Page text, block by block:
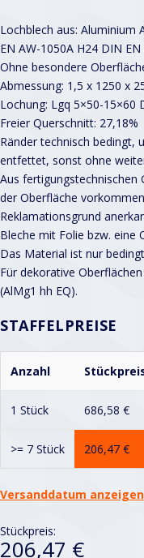
Lochblech aus: Aluminium
EN AW-1050A H24 DIN
Ohne besondere
Abmessung: 1,5 x 1250 x
Lochung: Lgq 5×50-15×60
Freier Querschnitt: 27,18%
Ränder technisch bedingt,
entfettet, sonst ohne
Aus fertigungstechnischen
der Oberfläche
Reklamationsgrund
Bleche mit Folie bzw. eine
Das Material ist nur
Für dekorative
(AlMg1 hh EQ).
STAFFELPREISE
Anzahl
1 Stück 686,58 €
>= 7 Stück 206,47 €
Versanddatum anzeigen
Stückpreis:
206,47 €